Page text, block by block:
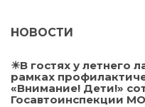
НОВОСТИ
☀В гостях у летнего
рамках
«Внимание! Дети!»
Госавтоинспекции